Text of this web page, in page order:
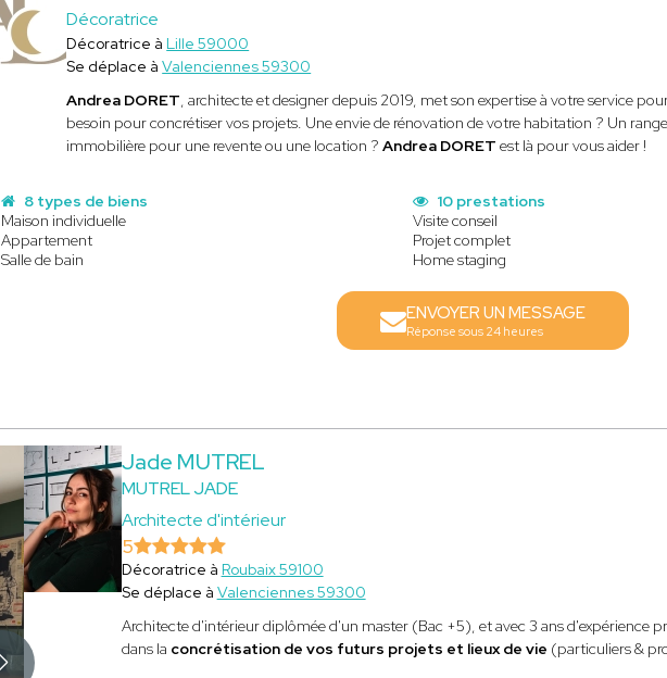
Décoratrice
Décoratrice à Lille 59000
Se déplace àValenciennes 59300
Andrea DORET, architecte et designer depuis 2019, met son expertise à votre service
besoin pour concrétiser vos projets. Une envie de rénovation de votre habitation ? Un
immobilière pour une revente ou une location ?Andrea DORETest là pour vous aider !
8 types de biens
Maison individuelle
Appartement
Salle de bain
10 prestations
Visite conseil
Projet complet
Home staging
ENVOYER UN MESSAGE
Réponse sous 24 heures
Jade MUTREL
MUTREL JADE
Architecte d'intérieur
5
Décoratrice à Roubaix 59100
Se déplace à Valenciennes 59300
Architecte d'intérieur diplômée d'un master (Bac +5), et avec 3 ans d'expérience
dans la concrétisation de vos futurs projets et lieux de vie (particuliers &